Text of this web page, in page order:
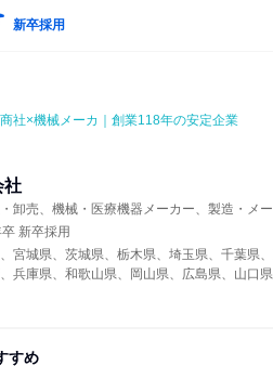
新卒採用
社×機械メーカ｜創業118年の安定企業
社
卸売、機械・医療機器メーカー、製造・メ
新卒採用
宮城県、茨城県、栃木県、埼玉県、千葉県
兵庫県、和歌山県、岡山県、広島県、山口
すめ